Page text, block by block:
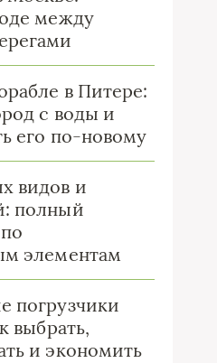
между
в Питере:
с воды и
его по-новому
видов и
полный
элементам
погрузчики
выбрать,
и экономить